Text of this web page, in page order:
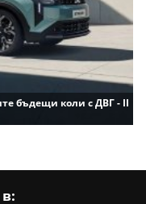
бъдещи коли с ДВГ - II